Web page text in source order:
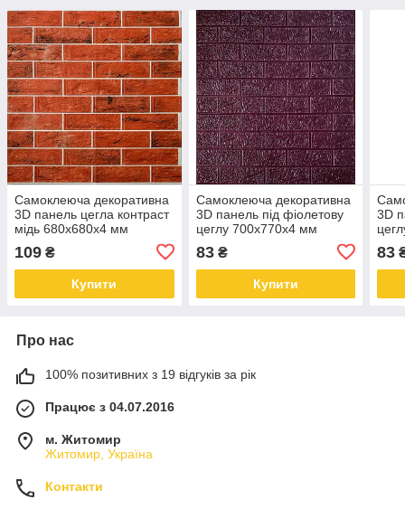
Самоклеюча декоративна
3D панель цегла контраст
мідь 680x680x4 мм
109 ₴
Купити
Самоклеюча декоративна
3D панель під фіолетову
цеглу 700x770x4 мм
83₴
Купити
3D
83
Про нас
100% позитивних з 19 відгуків за рік
Працює з 04.07.2016
м. Житомир
Житомир, Україна
Контакти